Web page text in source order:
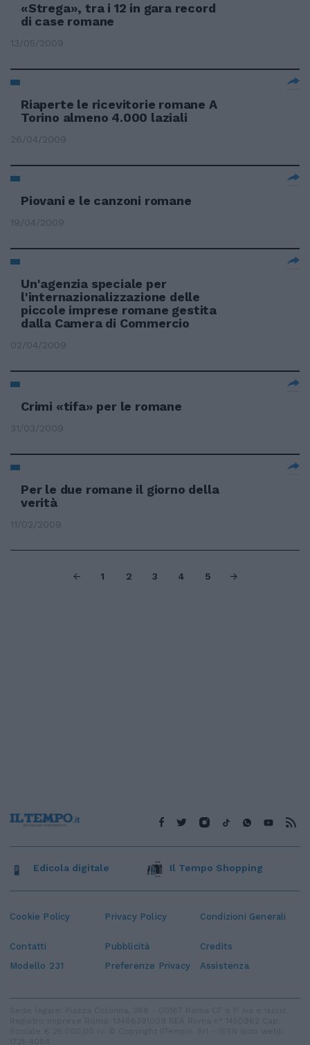
«Strega», tra i 12 in gara record
di case romane
13/05/2009
Riaperte le ricevitorie romane A
Torino almeno 4.000 laziali
26/04/2009
Piovani e le canzoni romane
19/04/2009
Un'agenzia speciale per
l'internazionalizzazione delle
piccole imprese romane gestita
dalla Camera di Commercio
02/04/2009
Crimi «tifa» per le romane
31/03/2009
Per le due romane il giorno della
verità
11/02/2009
1 2 3 4 5
Cookie Policy Privacy Policy Condizioni Generali
Contatti Pubblicità
Credits
Modello 231
Preferenze Privacy Assistenza
Edicola digitale Il Tempo Shopping